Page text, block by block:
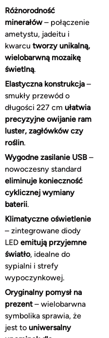
Różnorodność
minerałów– połączenie
ametystu, jadeitu i
kwarcu tworzy unikalną,
wielobarwną mozaikę
świetlną.
Elastyczna konstrukcja–
smukły przewód o
długości 227 cm ułatwia
precyzyjne owijanie ram
luster, zagłówków czy
roślin.
Wygodne zasilanie USB–
nowoczesny standard
eliminuje konieczność
cyklicznej wymiany
baterii.
Klimatyczne oświetlenie
– zintegrowane diody
LED emitują przyjemne
światło, idealne do
sypialni i strefy
wypoczynkowej.
Oryginalny pomysł na
prezent– wielobarwna
symbolika sprawia, że
jest to uniwersalny